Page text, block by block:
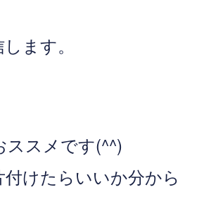
ます。
ススメです(^^)
けたらいいか分から